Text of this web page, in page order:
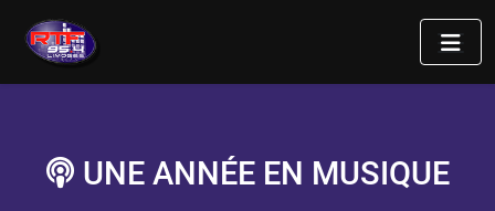
UNE ANNÉE EN MUSIQUE